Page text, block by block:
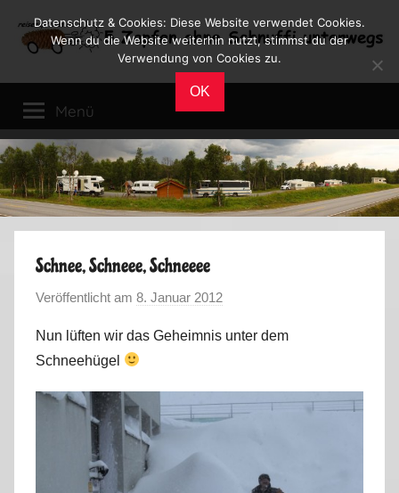
Inhalt
Reiseblog
Leben
im
Wohnmobil
Menü
Schnee, Schneee, Schneeee
Veröffentlicht am 8. Januar 2012
n
a
Nun lüften wir das Geheimnis unter dem
Schneehügel
Datenschutz & Cookies: Diese Website verwendet Cookies.
Wenn du die Website weiterhin nutzt, stimmst du der
Verwendung von Cookies zu.
OK